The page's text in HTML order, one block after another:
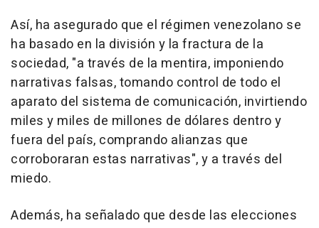
Así, ha asegurado que el régimen venezolano se
ha basado en la división y la fractura de la
sociedad, "a través de la mentira, imponiendo
narrativas falsas, tomando control de todo el
aparato del sistema de comunicación, invirtiendo
miles y miles de millones de dólares dentro y
fuera del país, comprando alianzas que
corroboraran estas narrativas", y a través del
miedo.
Además, ha señalado que desde las elecciones